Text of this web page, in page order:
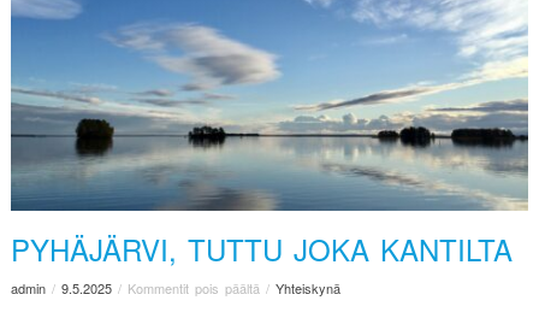
PYHÄJÄRVI, TUTTU JOKA KANTILTA
admin/ 9.5.2025/ Kommentit pois päältä / Yhteiskynä